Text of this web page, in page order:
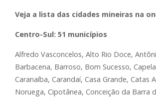
Veja a lista das cidades mineiras na
Centro-Sul: 51 municípios
Alfredo Vasconcelos, Alto Rio Doce,
Barbacena, Barroso, Bom Sucesso,
Caranaíba, Carandaí, Casa Grande, Catas
Noruega, Cipotânea, Conceição da Barra